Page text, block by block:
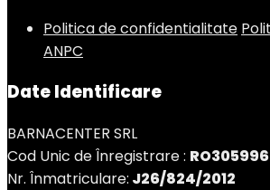
Politica de confidentialitate
ANPC
Date Identificare
BARNACENTER SRL
Cod Unic de Înregistrare :
Nr. Înmatriculare: J26/824/2012